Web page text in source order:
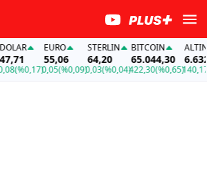
(%0,17)
EURO
55,06
0,05(%0,09)
STERLIN
64,20
0,03(%0,04)
BITCOIN
65.044,30
422,30(%0,65)
ALTIN
140,17